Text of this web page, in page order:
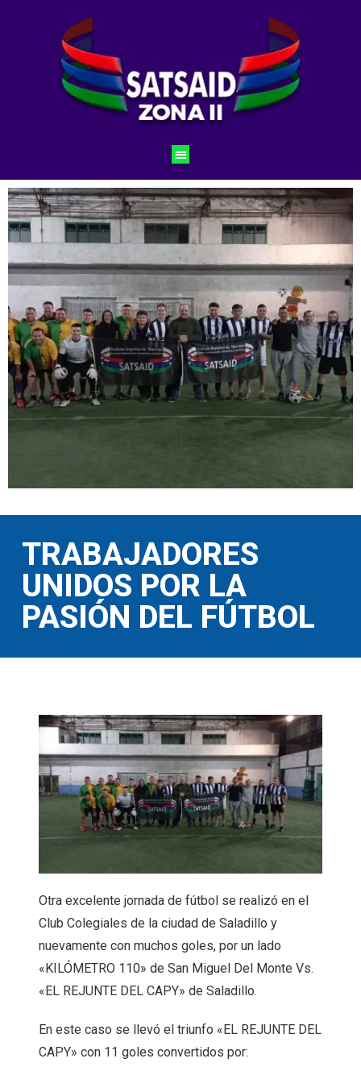
TRABAJADORES
UNIDOS POR LA
PASIÓN DEL FÚTBOL
Otra excelente jornada de fútbol se realizó en el
Club Colegiales de la ciudad de Saladillo y
nuevamente con muchos goles, por un lado
«KILÓMETRO 110» de San Miguel Del Monte Vs.
«EL REJUNTE DEL CAPY» de Saladillo.
En este caso se llevó el triunfo «EL REJUNTE DEL
CAPY» con 11 goles convertidos por: